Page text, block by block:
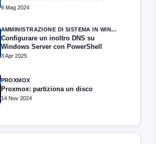
9 Mag 2024
AMMINISTRAZIONE DI SISTEMA IN WINDOWS SERVER
Configurare un inoltro DNS su
Windows Server con PowerShell
3 Apr 2025
PROXMOX
Proxmox: partiziona un disco
14 Nov 2024